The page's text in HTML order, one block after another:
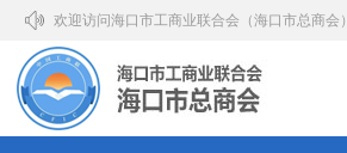
欢迎访问海口市工商业联合会（海口市总商会）